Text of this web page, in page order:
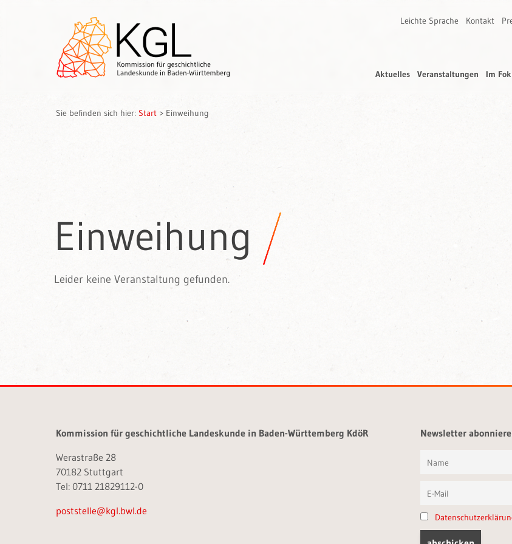
Leichte Sprache Kontakt
Aktuelles Veranstaltungen Im
Sie befinden sich hier: Start > Einweihung
Einweihung
Leider keine Veranstaltung gefunden.
Kommission für geschichtliche Landeskunde in Baden-Württemberg KdöR
Werastraße 28
70182 Stuttgart
Tel: 0711 21829112-0
poststelle@kgl.bwl.de
Newsletter